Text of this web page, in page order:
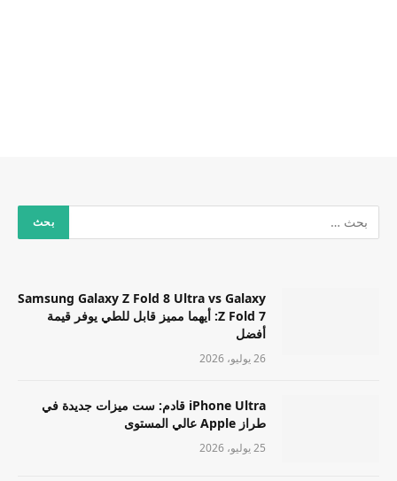
Samsung Galaxy Z Fold 8 Ultra vs Galaxy
Z Fold 7: أيهما مميز قابل للطي يوفر قيمة
أفضل
26 يوليو، 2026
iPhone Ultra قادم: ست ميزات جديدة في
طراز Apple عالي المستوى
25 يوليو، 2026